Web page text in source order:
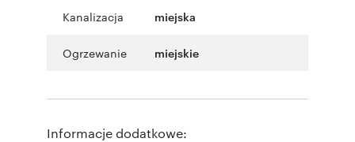
Kanalizacja miejska
Ogrzewanie miejskie
Informacje dodatkowe: